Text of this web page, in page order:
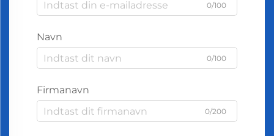
0/100
Navn
0/100
Firmanavn
0/200